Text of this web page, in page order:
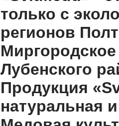
только с
регионов
Лубенского
Продукция
натуральная